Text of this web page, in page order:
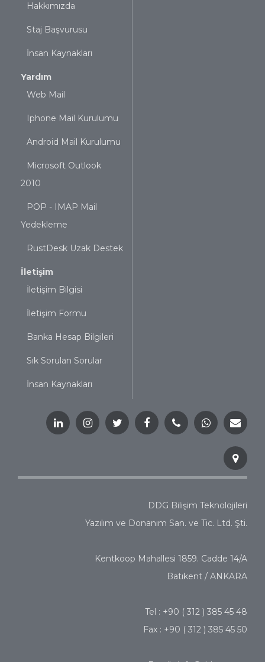
Hakkımızda
Staj Başvurusu
İnsan Kaynakları
Yardım
Web Mail
Iphone Mail Kurulumu
Android Mail Kurulumu
Microsoft Outlook
2010
POP - IMAP Mail
Yedekleme
RustDesk Uzak Destek
İletişim
İletişim Bilgisi
İletişim Formu
Banka Hesap Bilgileri
Sık Sorulan Sorular
İnsan Kaynakları
DDG Bilişim Teknolojileri
Yazılım ve Donanım San. ve Tic. Ltd. Şti.
Kentkoop Mahallesi 1859. Cadde 14/A
Batıkent / ANKARA
Tel : +90 ( 312 ) 385 45 48
Fax : +90 ( 312 ) 385 45 50